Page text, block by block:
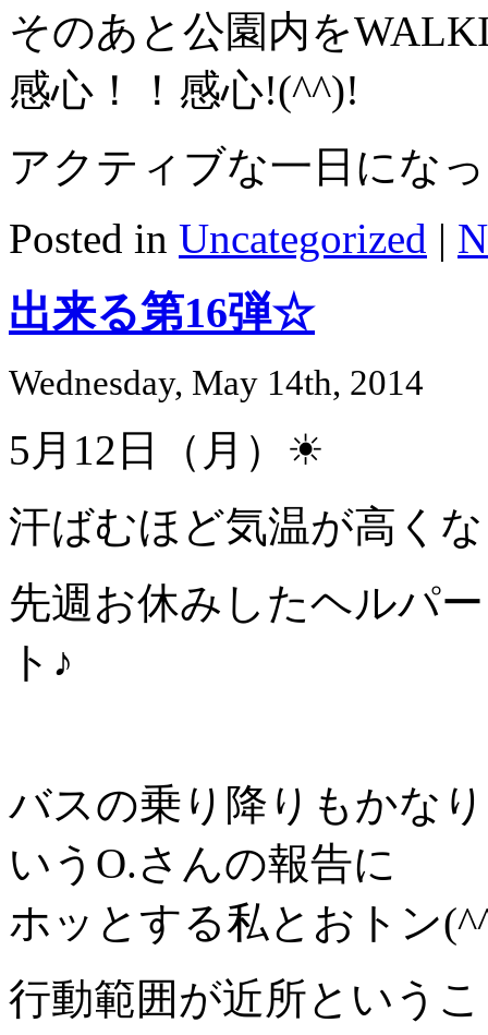
そのあと公園内を
感心！！感心!(^^)!
アクティブな一日にな
Posted in Uncategorized |
出来る第16弾☆
Wednesday, May 14th, 2014
5月12日（月）☀
汗ばむほど気温が高く
先週お休みしたヘルパ
ト♪
バスの乗り降りもかな
いうO.さんの報告に
ホッとする私とおトン
行動範囲が近所という